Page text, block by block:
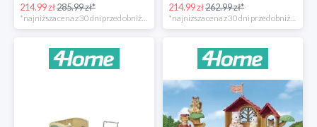
214.99 zł285.99 zł* 214.99 zł262.99 zł*